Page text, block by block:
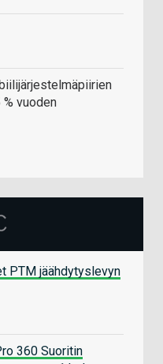
vuoden
PTM jäähdytyslevyn
360 Suoritin